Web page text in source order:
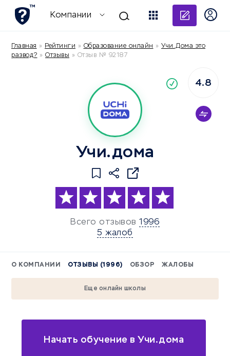
Компании
Главная » Рейтинги » Образование онлайн » Учи.Дома это
развод? » Отзывы » Отзыв № 92187
Учи.дома
Всего отзывов 1996
5 жалоб
4.8
О КОМПАНИИ ОТЗЫВЫ (1996) ОБЗОР ЖАЛОБЫ
Еще онлайн школы
Начать обучение в Учи.дома